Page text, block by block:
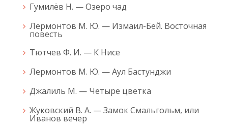
Гумилёв Н. — Озеро чад
Лермонтов М. Ю. — Измаил-Бей. Восточная
повесть
Тютчев Ф. И. — К Нисе
Лермонтов М. Ю. — Аул Бастунджи
Джалиль М. — Четыре цветка
Жуковский В. А. — Замок Смальгольм, или
Иванов вечер